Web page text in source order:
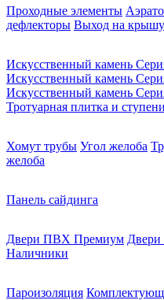
Проходные элементы
дефлекторы Выход на крышу
Искусственный камень
Искусственный камень
Искусственный камень
Тротуарная плитка и ступени
Хомут трубы Угол желоба
желоба
Панель сайдинга
Двери ПВХ Премиум Двери
Наличники
Пароизоляция